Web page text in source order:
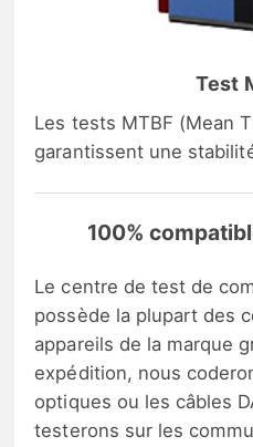
Test
Les tests MTBF (Mean
garantissent une
100%
Le centre de test de
possède la plupart des
appareils de la marque
expédition, nous
optiques ou les câbles
testerons sur les